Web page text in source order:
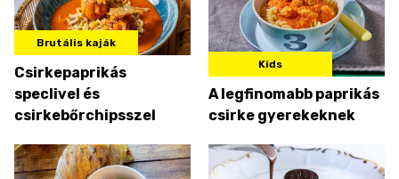
Brutális kaják
Csirkepaprikás
speclivel és
csirkebőrchipsszel
Kids
A legfinomabb paprikás
csirke gyerekeknek